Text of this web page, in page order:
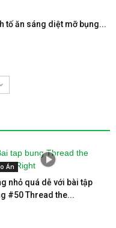
tố ăn sáng diệt mỡ bụng...
Án
nhỏ quá dễ với bài tập
#50 Thread the...